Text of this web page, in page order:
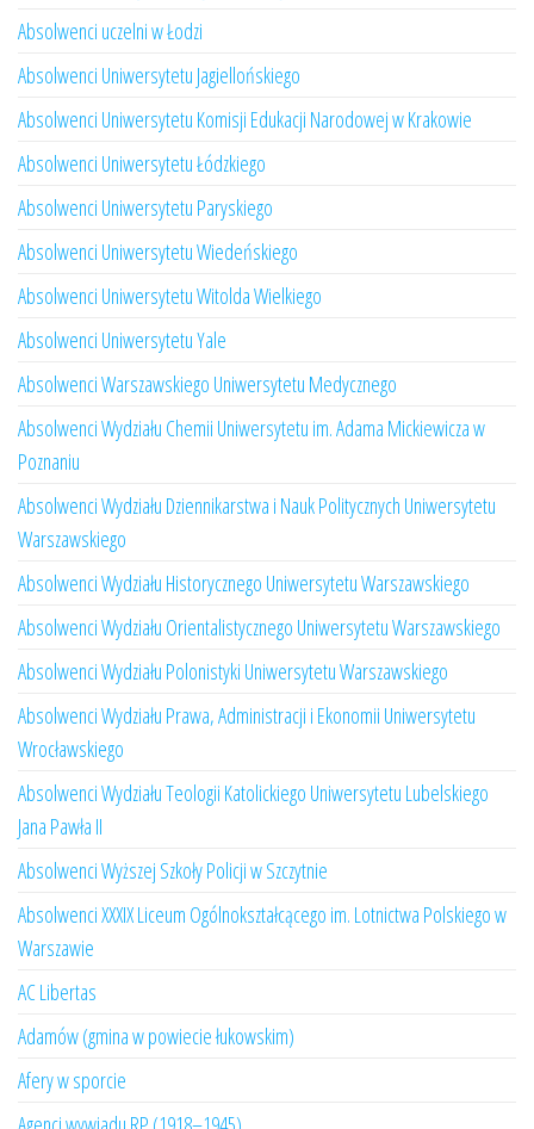
Absolwenci uczelni w Łodzi
Absolwenci Uniwersytetu Jagiellońskiego
Absolwenci Uniwersytetu Komisji Edukacji Narodowej w Krakowie
Absolwenci Uniwersytetu Łódzkiego
Absolwenci Uniwersytetu Paryskiego
Absolwenci Uniwersytetu Wiedeńskiego
Absolwenci Uniwersytetu Witolda Wielkiego
Absolwenci Uniwersytetu Yale
Absolwenci Warszawskiego Uniwersytetu Medycznego
Absolwenci Wydziału Chemii Uniwersytetu im. Adama Mickiewicza w
Poznaniu
Absolwenci Wydziału Dziennikarstwa i Nauk Politycznych Uniwersytetu
Warszawskiego
Absolwenci Wydziału Historycznego Uniwersytetu Warszawskiego
Absolwenci Wydziału Orientalistycznego Uniwersytetu Warszawskiego
Absolwenci Wydziału Polonistyki Uniwersytetu Warszawskiego
Absolwenci Wydziału Prawa, Administracji i Ekonomii Uniwersytetu
Wrocławskiego
Absolwenci Wydziału Teologii Katolickiego Uniwersytetu Lubelskiego
Jana Pawła II
Absolwenci Wyższej Szkoły Policji w Szczytnie
Absolwenci XXXIX Liceum Ogólnokształcącego im. Lotnictwa Polskiego w
Warszawie
AC Libertas
Adamów (gmina w powiecie łukowskim)
Afery w sporcie